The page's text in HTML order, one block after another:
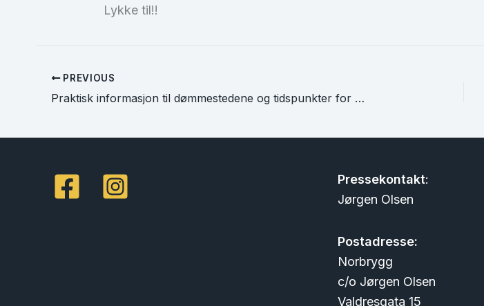
Lykke til!!
PREVIOUS
Praktisk informasjon til dømmestedene og tidspunkter for dømming
Pressekontakt:
Jørgen Olsen
Postadresse:
Norbrygg
c/o Jørgen Olsen
Valdresgata 15